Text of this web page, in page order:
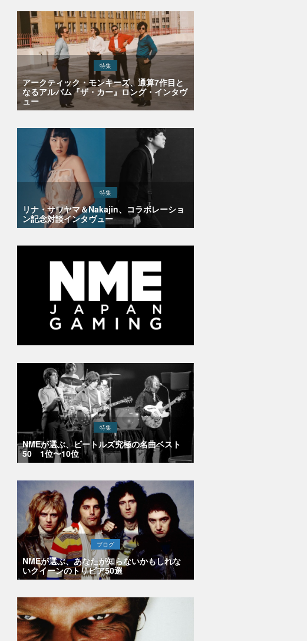
特集
アークティック・モンキーズ、通算7作目と
なるアルバム『ザ・カー』ロング・インタヴ
ュー
特集
リナ・サワヤマ＆Nakajin、コラボレーショ
ン記念対談インタヴュー
特集
NMEが選ぶ、ビートルズ究極の名曲ベスト
50 1位〜10位
ブログ
NMEが選ぶ、あなたが知らないかもしれな
いクイーンのトリビア50選